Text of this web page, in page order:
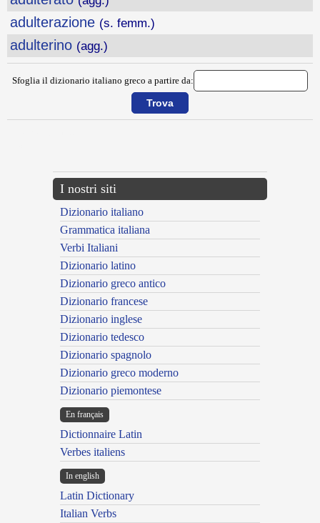
adulterazione (s. femm.)
adulterino (agg.)
Sfoglia il dizionario italiano greco a partire da:
I nostri siti
Dizionario italiano
Grammatica italiana
Verbi Italiani
Dizionario latino
Dizionario greco antico
Dizionario francese
Dizionario inglese
Dizionario tedesco
Dizionario spagnolo
Dizionario greco moderno
Dizionario piemontese
En français
Dictionnaire Latin
Verbes italiens
In english
Latin Dictionary
Italian Verbs